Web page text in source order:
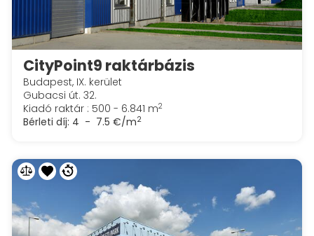
CityPoint9 raktárbázis
Budapest, IX. kerület
Gubacsi út. 32.
Kiadó raktár : 500 - 6.841 m2
Bérleti díj: 4 - 7.5 €/m2